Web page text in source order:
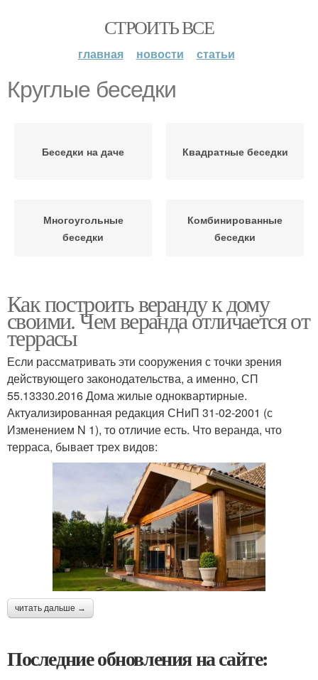
СТРОИТЬ ВСЕ
главная новости статьи
Круглые беседки
Беседки на даче Квадратные беседки
Многоугольные
беседки
Комбинированные
беседки
Как построить веранду к дому
своими. Чем веранда отличается от
террасы
Если рассматривать эти сооружения с точки зрения
действующего законодательства, а именно, СП
55.13330.2016 Дома жилые одноквартирные.
Актуализированная редакция СНиП 31-02-2001 (с
Изменением N 1), то отличие есть. Что веранда, что
терраса, бывает трех видов:
читать дальше →
Последние обновления на сайте: